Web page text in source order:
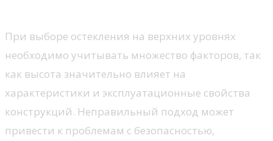
При выборе остекления на верхних уровнях
необходимо учитывать множество факторов, так
как высота значительно влияет на
характеристики и эксплуатационные свойства
конструкций. Неправильный подход может
привести к проблемам с безопасностью,